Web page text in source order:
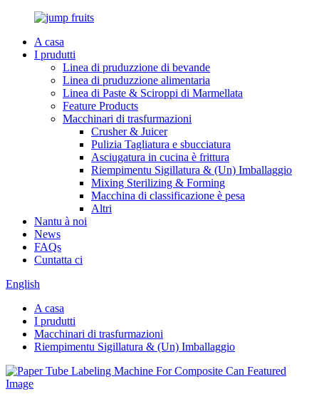
A casa
I prudutti
Linea di pruduzzione di bevande
Linea di pruduzzione alimentaria
Linea di Paste & Sciroppi di Marmellata
Feature Products
Macchinari di trasfurmazioni
Crusher & Juicer
Pulizia Tagliatura e sbucciatura
Asciugatura in cucina è frittura
Riempimentu Sigillatura & (Un) Imballaggio
Mixing Sterilizing & Forming
Macchina di classificazione è pesa
Altri
Nantu à noi
News
FAQs
Cuntatta ci
English
A casa
I prudutti
Macchinari di trasfurmazioni
Riempimentu Sigillatura & (Un) Imballaggio